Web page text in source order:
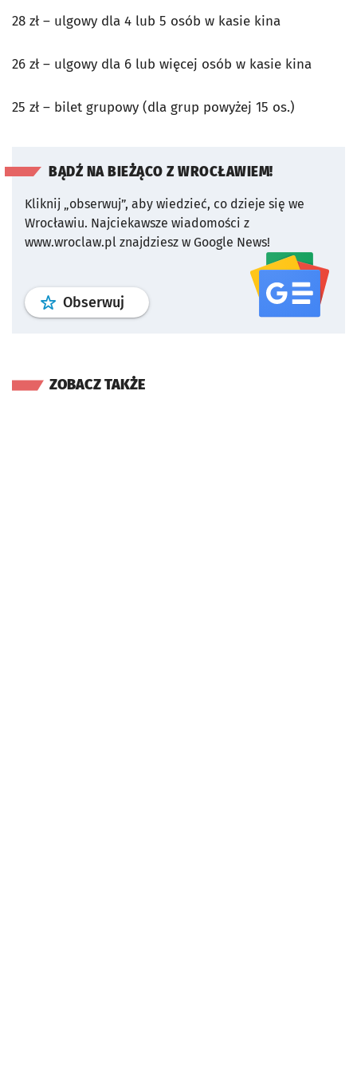
28 zł – ulgowy dla 4 lub 5 osób w kasie kina
26 zł – ulgowy dla 6 lub więcej osób w kasie kina
25 zł – bilet grupowy (dla grup powyżej 15 os.)
BĄDŹ NA BIEŻĄCO Z WROCŁAWIEM!
Kliknij „obserwuj”, aby wiedzieć, co dzieje się we
Wrocławiu. Najciekawsze wiadomości z
www.wroclaw.pl znajdziesz w Google News!
Obserwuj profil serwisu
ZOBACZ TAKŻE